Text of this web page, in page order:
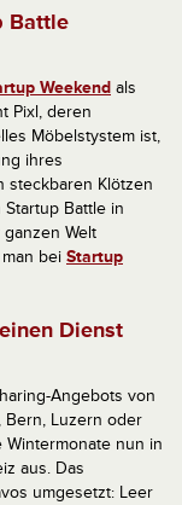
Battle
Weekend als
Pixl, deren
Möbelstystem ist,
ihres
steckbaren Klötzen
Battle in
Welt
bei Startup
Dienst
Angebots von
Bern, Luzern oder
nun in
aus. Das
umgesetzt: Leer